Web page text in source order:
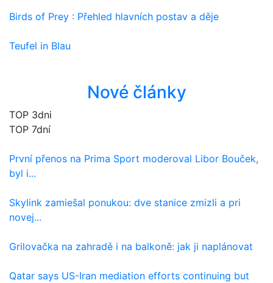
Birds of Prey : Přehled hlavních postav a děje
Teufel in Blau
Nové články
TOP 3dni
TOP 7dní
První přenos na Prima Sport moderoval Libor Bouček,
byl i...
Skylink zamiešal ponukou: dve stanice zmizli a pri
novej...
Grilovačka na zahradě i na balkoně: jak ji naplánovat
Qatar says US-Iran mediation efforts continuing but